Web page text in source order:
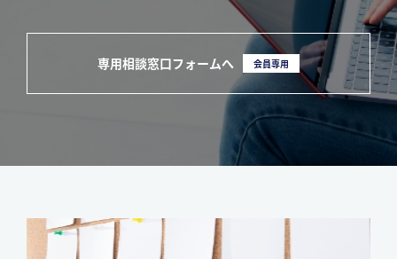
専用相談窓口フォームへ 会員専用